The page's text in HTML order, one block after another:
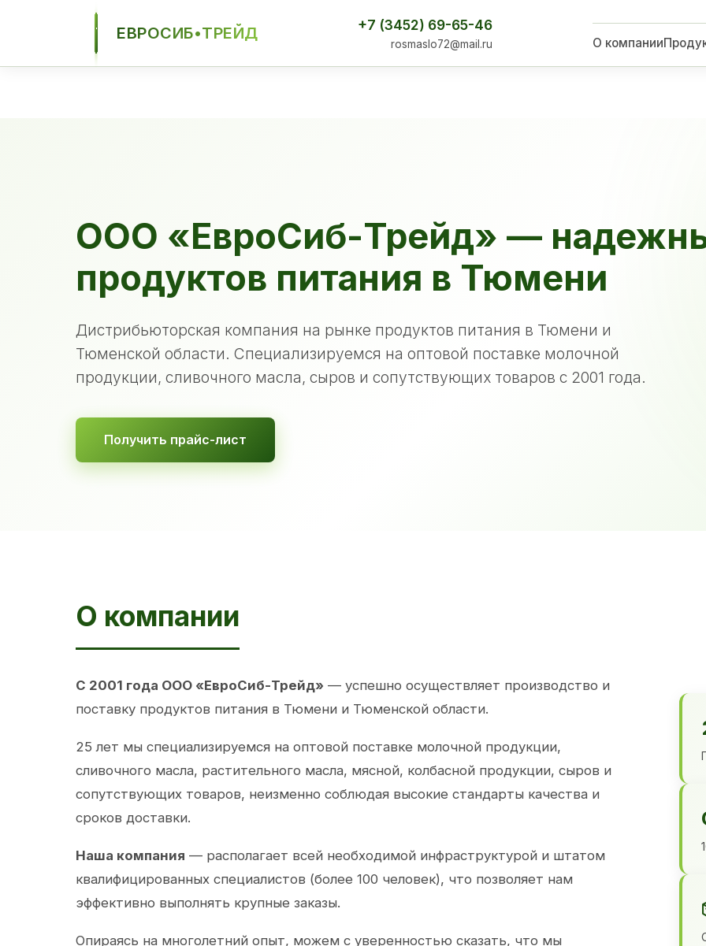
ЕСТ ЕВРОСИБ•ТРЕЙД +7 (3452) 69-65-46
rosmaslo72@mail.ru О компании
ООО «ЕвроСиб-Трейд» —
продуктов питания в Тюмени
Дистрибьюторская компания на рынке продуктов питания в Тюмени и
Тюменской области. Специализируемся на оптовой поставке молочной
продукции, сливочного масла, сыров и сопутствующих товаров с 2001 года.
Получить прайс-лист
О компании
С 2001 года ООО «ЕвроСиб-Трейд» — успешно осуществляет производство и
поставку продуктов питания в Тюмени и Тюменской области.
25 лет мы специализируемся на оптовой поставке молочной продукции,
сливочного масла, растительного масла, мясной, колбасной продукции, сыров и
сопутствующих товаров, неизменно соблюдая высокие стандарты качества и
сроков доставки.
Наша компания — располагает всей необходимой инфраструктурой и штатом
квалифицированных специалистов (более 100 человек), что позволяет нам
эффективно выполнять крупные заказы.
Опираясь на многолетний опыт, можем с уверенностью сказать, что мы